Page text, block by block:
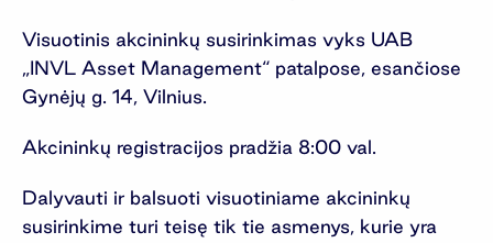
Visuotinis akcininkų susirinkimas vyks UAB
„INVL Asset Management“ patalpose, esančiose
Gynėjų g. 14, Vilnius.
Akcininkų registracijos pradžia 8:00 val.
Dalyvauti ir balsuoti visuotiniame akcininkų
susirinkime turi teisę tik tie asmenys, kurie yra